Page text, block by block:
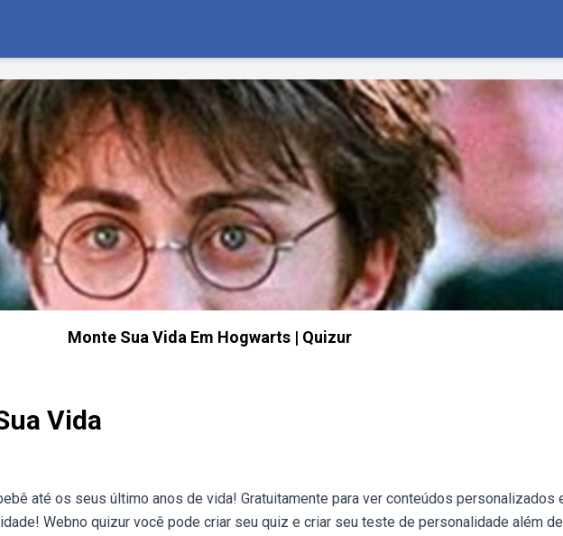
Monte Sua Vida Em Hogwarts | Quizur
Vida
até os seus último anos de vida! Gratuitamente para ver conteúdos personalizados
Webno quizur você pode criar seu quiz e criar seu teste de personalidade além de